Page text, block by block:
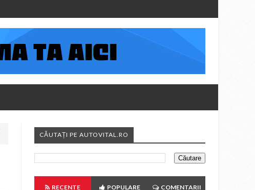
CĂUTAȚI PE AUTOVITAL.RO
RECENTE POPULARE COMENTARII